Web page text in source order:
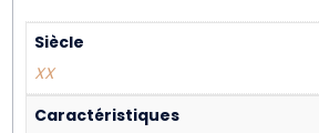
Siècle
XX
Caractéristiques